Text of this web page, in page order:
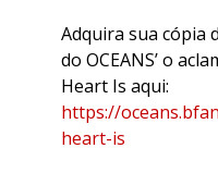
Adquira sua cópia
do OCEANS’ o
Heart Is aqui:
https://
heart-is